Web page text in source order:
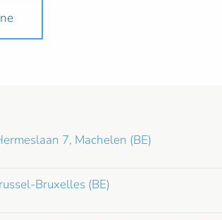
7, Machelen (BE)
Bruxelles (BE)